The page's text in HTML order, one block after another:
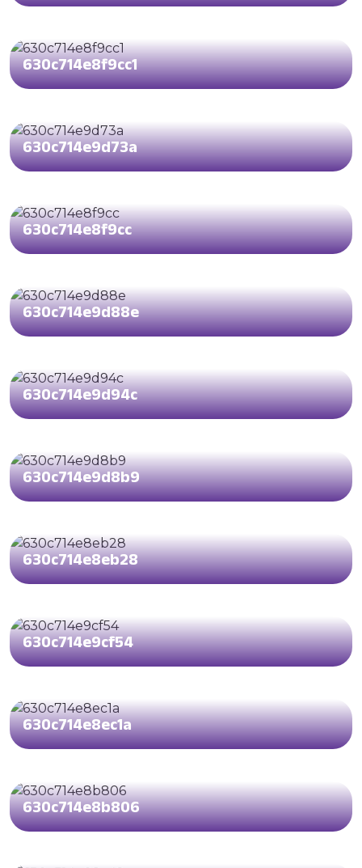
630c714e8f9cc1
630c714e9d73a
630c714e8f9cc
630c714e9d88e
630c714e9d94c
630c714e9d8b9
630c714e8eb28
630c714e9cf54
630c714e8ec1a
630c714e8b806